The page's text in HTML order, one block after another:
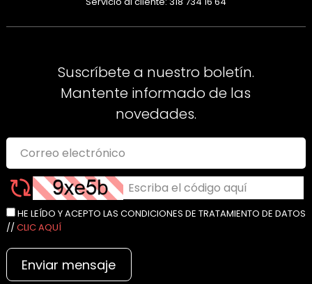
Suscríbete a nuestro boletín.
Mantente informado de las
novedades.
HE LEÍDO Y ACEPTO LAS CONDICIONES DE TRATAMIENTO DE DATOS
// CLIC AQUÍ
Enviar mensaje